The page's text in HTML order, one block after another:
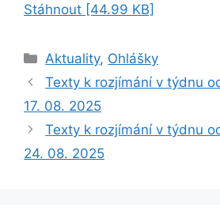
Stáhnout [44.99 KB]
Rubriky
Aktuality, Ohlášky
Texty k rozjímání v týdnu
17. 08. 2025
Texty k rozjímání v týdnu
24. 08. 2025